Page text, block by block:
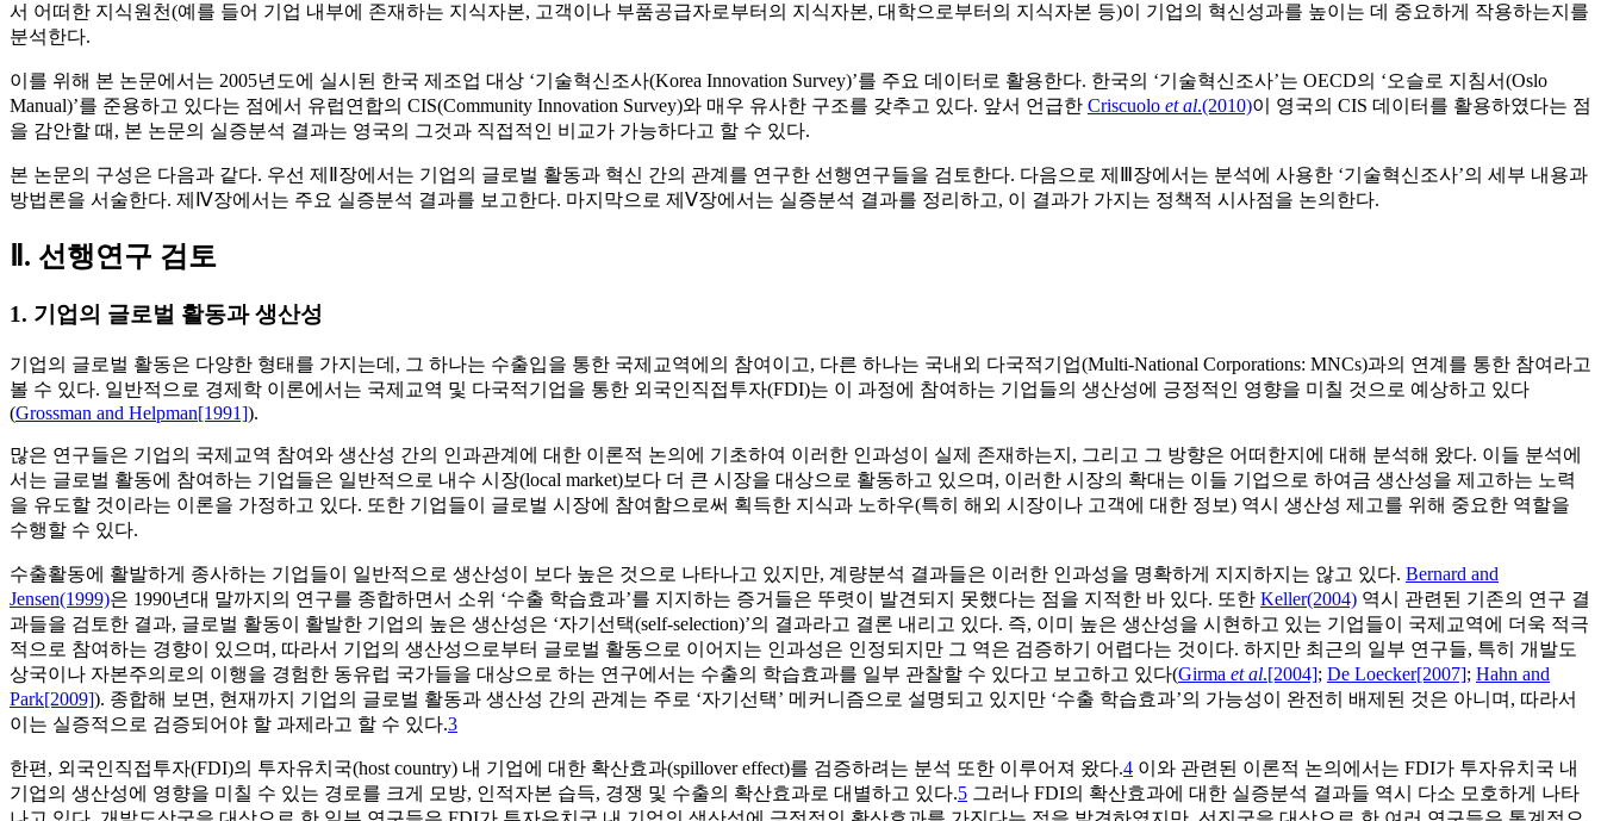
서 어떠한 지식원천(예를 들어 기업 내부에 존재하는 지식자본, 고객이나 부품공급자로부터의 지식자본, 대학으로부터의 지식자본 등)이 기업의 혁신성과를 높이는 데 중요하게 작용하는지를
분석한다.
이를 위해 본 논문에서는 2005년도에 실시된 한국 제조업 대상 ‘기술혁신조사(Korea Innovation Survey)’를 주요 데이터로 활용한다. 한국의 ‘기술혁신조사’는 OECD의 ‘오슬로 지침서(Oslo
Manual)’를 준용하고 있다는 점에서 유럽연합의 CIS(Community Innovation Survey)와 매우 유사한 구조를 갖추고 있다. 앞서 언급한 Criscuolo et al.(2010)이 영국의 CIS 데이터를 활용하였다는 점
을 감안할 때, 본 논문의 실증분석 결과는 영국의 그것과 직접적인 비교가 가능하다고 할 수 있다.
본 논문의 구성은 다음과 같다. 우선 제Ⅱ장에서는 기업의 글로벌 활동과 혁신 간의 관계를 연구한 선행연구들을 검토한다. 다음으로 제Ⅲ장에서는 분석에 사용한 ‘기술혁신조사’의 세부 내용과
방법론을 서술한다. 제Ⅳ장에서는 주요 실증분석 결과를 보고한다. 마지막으로 제Ⅴ장에서는 실증분석 결과를 정리하고, 이 결과가 가지는 정책적 시사점을 논의한다.
Ⅱ. 선행연구 검토
1. 기업의 글로벌 활동과 생산성
기업의 글로벌 활동은 다양한 형태를 가지는데, 그 하나는 수출입을 통한 국제교역에의 참여이고, 다른 하나는 국내외 다국적기업(Multi-National Corporations: MNCs)과의 연계를 통한 참여라고
볼 수 있다. 일반적으로 경제학 이론에서는 국제교역 및 다국적기업을 통한 외국인직접투자(FDI)는 이 과정에 참여하는 기업들의 생산성에 긍정적인 영향을 미칠 것으로 예상하고 있다
(Grossman and Helpman[1991]).
많은 연구들은 기업의 국제교역 참여와 생산성 간의 인과관계에 대한 이론적 논의에 기초하여 이러한 인과성이 실제 존재하는지, 그리고 그 방향은 어떠한지에 대해 분석해 왔다. 이들 분석에
서는 글로벌 활동에 참여하는 기업들은 일반적으로 내수 시장(local market)보다 더 큰 시장을 대상으로 활동하고 있으며, 이러한 시장의 확대는 이들 기업으로 하여금 생산성을 제고하는 노력
을 유도할 것이라는 이론을 가정하고 있다. 또한 기업들이 글로벌 시장에 참여함으로써 획득한 지식과 노하우(특히 해외 시장이나 고객에 대한 정보) 역시 생산성 제고를 위해 중요한 역할을
수행할 수 있다.
수출활동에 활발하게 종사하는 기업들이 일반적으로 생산성이 보다 높은 것으로 나타나고 있지만, 계량분석 결과들은 이러한 인과성을 명확하게 지지하지는 않고 있다. Bernard and
Jensen(1999)은 1990년대 말까지의 연구를 종합하면서 소위 ‘수출 학습효과’를 지지하는 증거들은 뚜렷이 발견되지 못했다는 점을 지적한 바 있다. 또한 Keller(2004) 역시 관련된 기존의 연구 결
과들을 검토한 결과, 글로벌 활동이 활발한 기업의 높은 생산성은 ‘자기선택(self-selection)’의 결과라고 결론 내리고 있다. 즉, 이미 높은 생산성을 시현하고 있는 기업들이 국제교역에 더욱 적극
적으로 참여하는 경향이 있으며, 따라서 기업의 생산성으로부터 글로벌 활동으로 이어지는 인과성은 인정되지만 그 역은 검증하기 어렵다는 것이다. 하지만 최근의 일부 연구들, 특히 개발도
상국이나 자본주의로의 이행을 경험한 동유럽 국가들을 대상으로 하는 연구에서는 수출의 학습효과를 일부 관찰할 수 있다고 보고하고 있다(Girma et al.[2004]; De Loecker[2007]; Hahn and
Park[2009]). 종합해 보면, 현재까지 기업의 글로벌 활동과 생산성 간의 관계는 주로 ‘자기선택’ 메커니즘으로 설명되고 있지만 ‘수출 학습효과’의 가능성이 완전히 배제된 것은 아니며, 따라서
이는 실증적으로 검증되어야 할 과제라고 할 수 있다.3
한편, 외국인직접투자(FDI)의 투자유치국(host country) 내 기업에 대한 확산효과(spillover effect)를 검증하려는 분석 또한 이루어져 왔다.4 이와 관련된 이론적 논의에서는 FDI가 투자유치국 내
기업의 생산성에 영향을 미칠 수 있는 경로를 크게 모방, 인적자본 습득, 경쟁 및 수출의 확산효과로 대별하고 있다.5 그러나 FDI의 확산효과에 대한 실증분석 결과들 역시 다소 모호하게 나타